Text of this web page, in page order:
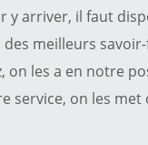
y arriver, il faut
meilleurs
on les a en notre
service, on les met